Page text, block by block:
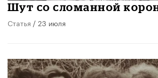
Шут со сломанной
Статья / 23 июля